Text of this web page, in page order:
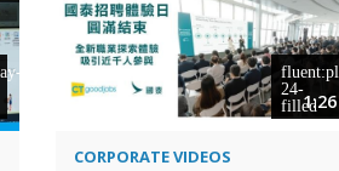
1:26
CORPORATE VIDEOS